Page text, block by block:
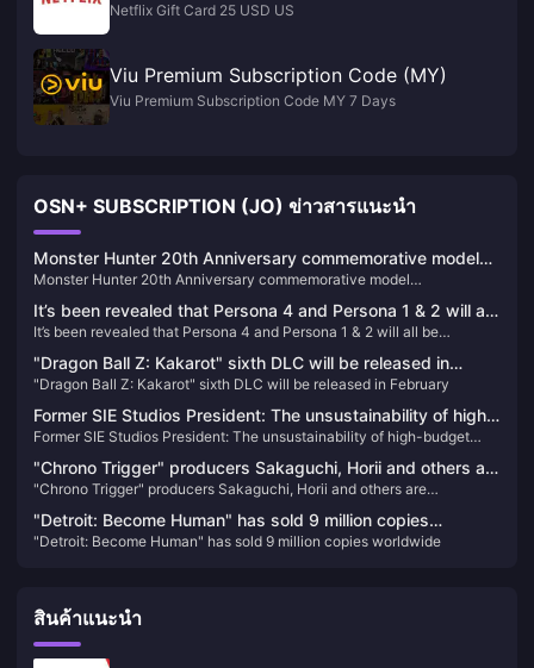
Netflix Gift Card 25 USD US
Viu Premium Subscription Code (MY)
Viu Premium Subscription Code MY 7 Days
OSN+ SUBSCRIPTION (JO) ข่าวสารแนะนำ
Monster Hunter 20th Anniversary commemorative model
"S.H.MonsterArts Fire Dragon/Thunder Wolf Dragon" is
available for order today
Monster Hunter 20th Anniversary commemorative model
order today
It’s been revealed that Persona 4 and Persona 1 & 2 will all
be remade/remastered
It’s been revealed that Persona 4 and Persona 1 & 2 will all be
"Dragon Ball Z: Kakarot" sixth DLC will be released in
February
"Dragon Ball Z: Kakarot" sixth DLC will be released in February
Former SIE Studios President: The unsustainability of high-
budget AAA games will be discussed more this year
Former SIE Studios President: The unsustainability of high-budget
"Chrono Trigger" producers Sakaguchi, Horii and others are
dissatisfied with PS5 change to X confirmation
"Chrono Trigger" producers Sakaguchi, Horii and others are
"Detroit: Become Human" has sold 9 million copies
worldwide
"Detroit: Become Human" has sold 9 million copies worldwide
สินค้าแนะนำ